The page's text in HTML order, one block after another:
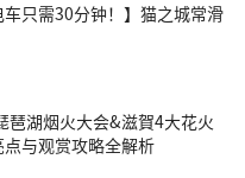
车只需30分钟！】猫之城常滑
琶湖烟火大会&滋賀4大花火
与观赏攻略全解析